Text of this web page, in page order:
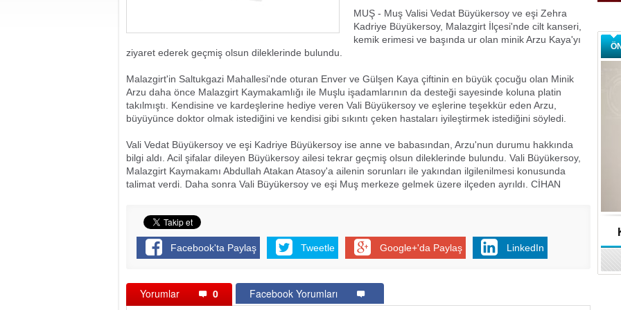
MUŞ - Muş Valisi Vedat Büyükersoy ve eşi Zehra
Kadriye Büyükersoy, Malazgirt İlçesi'nde cilt kanseri,
kemik erimesi ve başında ur olan minik Arzu Kaya'yı
ziyaret ederek geçmiş olsun dileklerinde bulundu.
Malazgirt'in Saltukgazi Mahallesi'nde oturan Enver ve Gülşen Kaya çiftinin en büyük çocuğu olan Minik
Arzu daha önce Malazgirt Kaymakamlığı ile Muşlu işadamlarının da desteği sayesinde koluna platin
takılmıştı. Kendisine ve kardeşlerine hediye veren Vali Büyükersoy ve eşlerine teşekkür eden Arzu,
büyüyünce doktor olmak istediğini ve kendisi gibi sıkıntı çeken hastaları iyileştirmek istediğini söyledi.
Vali Vedat Büyükersoy ve eşi Kadriye Büyükersoy ise anne ve babasından, Arzu'nun durumu hakkında
bilgi aldı. Acil şifalar dileyen Büyükersoy ailesi tekrar geçmiş olsun dileklerinde bulundu. Vali Büyükersoy,
Malazgirt Kaymakamı Abdullah Atakan Atasoy'a ailenin sorunları ile yakından ilgilenilmesi konusunda
talimat verdi. Daha sonra Vali Büyükersoy ve eşi Muş merkeze gelmek üzere ilçeden ayrıldı. CİHAN
Facebook'ta Paylaş Tweetle Google+'da Paylaş LinkedIn
Yorumlar 0 Facebook Yorumları